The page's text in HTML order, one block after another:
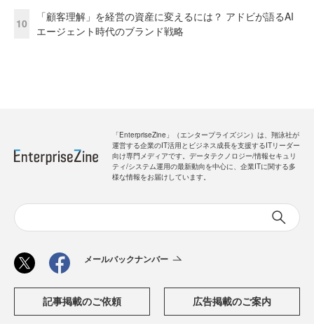
10
「顧客理解」を経営の資産に変えるには？ アドビが語るAI
エージェント時代のブランド戦略
「EnterpriseZine」（エンタープライズジン）は、翔泳社が
運営する企業のIT活用とビジネス成長を支援するITリーダー
向け専門メディアです。データテクノロジー/情報セキュリ
ティ/システム運用の最新動向を中心に、企業ITに関する多
様な情報をお届けしています。
メールバックナンバー
記事掲載のご依頼 広告掲載のご案内